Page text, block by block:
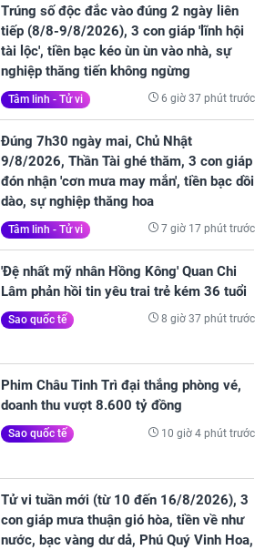
Trúng số độc đắc vào đúng 2 ngày liên
tiếp (8/8-9/8/2026), 3 con giáp 'lĩnh hội
tài lộc', tiền bạc kéo ùn ùn vào nhà, sự
nghiệp thăng tiến không ngừng
Tâm linh - Tử vi 6 giờ 37 phút trước
Đúng 7h30 ngày mai, Chủ Nhật
9/8/2026, Thần Tài ghé thăm, 3 con giáp
đón nhận 'cơn mưa may mắn', tiền bạc dồi
dào, sự nghiệp thăng hoa
Tâm linh - Tử vi 7 giờ 17 phút trước
'Đệ nhất mỹ nhân Hồng Kông' Quan Chi
Lâm phản hồi tin yêu trai trẻ kém 36 tuổi
Sao quốc tế 8 giờ 37 phút trước
Phim Châu Tinh Trì đại thắng phòng vé,
doanh thu vượt 8.600 tỷ đồng
Sao quốc tế 10 giờ 4 phút trước
Tử vi tuần mới (từ 10 đến 16/8/2026), 3
con giáp mưa thuận gió hòa, tiền về như
nước, bạc vàng dư dả, Phú Quý Vinh Hoa,